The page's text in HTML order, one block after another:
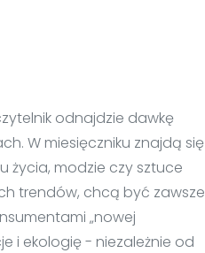
odnajdzie dawkę
W miesięczniku znajdą się
życia, modzie czy sztuce
trendów, chcą być zawsze
„nowej
i ekologię - niezależnie od